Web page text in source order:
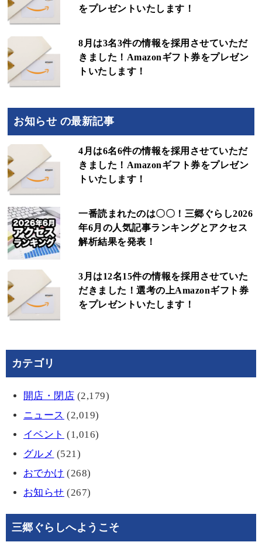
をプレゼントいたします！
8月は3名3件の情報を採用させていただ
きました！Amazonギフト券をプレゼン
トいたします！
お知らせ の最新記事
4月は6名6件の情報を採用させていただ
きました！Amazonギフト券をプレゼン
トいたします！
一番読まれたのは〇〇！三郷ぐらし2026
年6月の人気記事ランキングとアクセス
解析結果を発表！
3月は12名15件の情報を採用させていた
だきました！選考の上Amazonギフト券
をプレゼントいたします！
カテゴリ
開店・閉店 (2,179)
ニュース (2,019)
イベント (1,016)
グルメ (521)
おでかけ (268)
お知らせ (267)
三郷ぐらしへようこそ